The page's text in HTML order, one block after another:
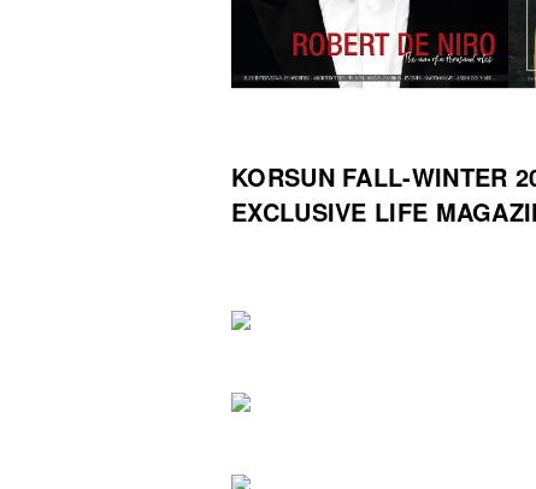
KORSUN FALL-WINTER
EXCLUSIVE LIFE